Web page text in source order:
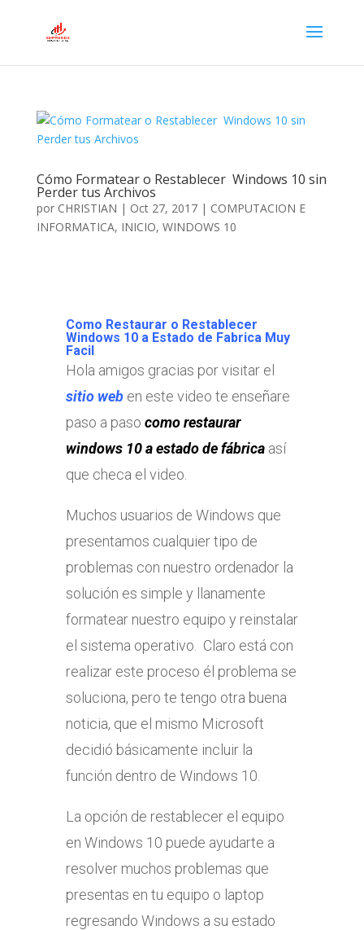
Cómo Formatear o Restablecer Windows 10 sin
Perder tus Archivos
por CHRISTIAN | Oct 27, 2017| COMPUTACION E
INFORMATICA, INICIO, WINDOWS 10
Como Restaurar o Restablecer
Windows 10 a Estado de Fabrica Muy
Facil
Hola amigos gracias por visitar el
sitio weben este video te enseñare
paso a paso como restaurar
windows 10 a estado de fábricaasí
que checa el video.
Muchos usuarios de Windows que
presentamos cualquier tipo de
problemas con nuestro ordenador la
solución es simple y llanamente
formatear nuestro equipo y reinstalar
el sistema operativo. Claro está con
realizar este proceso él problema se
soluciona, pero te tengo otra buena
noticia, que el mismo Microsoft
decidió básicamente incluir la
función dentro de Windows 10.
La opción de restablecer el equipo
en Windows 10 puede ayudarte a
resolver muchos problemas que
presentas en tu equipo o laptop
regresando Windows a su estado